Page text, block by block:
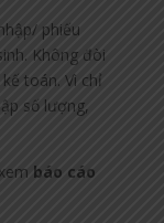
phiếu
Không đòi
toán. Vì chỉ
số lượng,
báo cáo